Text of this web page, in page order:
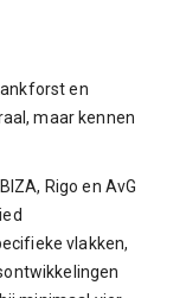
en
maar kennen
Rigo en AvG
vlakken,